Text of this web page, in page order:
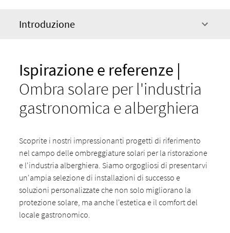
Introduzione
Ispirazione e referenze |
Ombra solare per l'industria
gastronomica e alberghiera
Scoprite i nostri impressionanti progetti di riferimento
nel campo delle ombreggiature solari per la ristorazione
e l'industria alberghiera. Siamo orgogliosi di presentarvi
un'ampia selezione di installazioni di successo e
soluzioni personalizzate che non solo migliorano la
protezione solare, ma anche l'estetica e il comfort del
locale gastronomico.